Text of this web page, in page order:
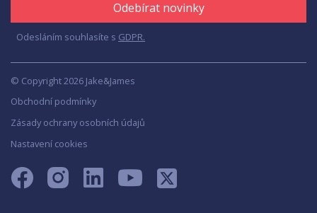
Odebírat novinky
Odesláním souhlasíte s GDPR.
© Copyright 2026 Jake&James
Obchodní podmínky
Zásady ochrany osobních údajů
Nastavení cookies